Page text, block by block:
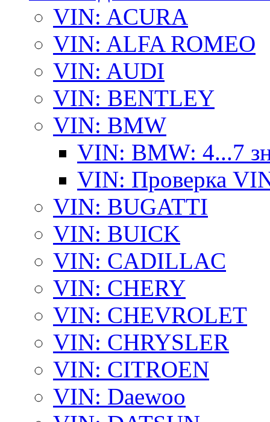
VIN: ACURA
VIN: ALFA ROMEO
VIN: AUDI
VIN: BENTLEY
VIN: BMW
VIN: BMW: 4...7
VIN: Проверка
VIN: BUGATTI
VIN: BUICK
VIN: CADILLAC
VIN: CHERY
VIN: CHEVROLET
VIN: CHRYSLER
VIN: CITROEN
VIN: Daewoo